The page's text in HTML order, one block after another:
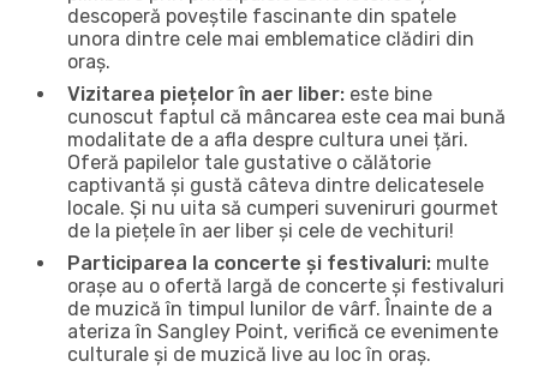
descoperă poveștile fascinante din spatele
unora dintre cele mai emblematice clădiri din
oraș.
Vizitarea piețelor în aer liber: este bine
cunoscut faptul că mâncarea este cea mai bună
modalitate de a afla despre cultura unei țări.
Oferă papilelor tale gustative o călătorie
captivantă și gustă câteva dintre delicatesele
locale. Și nu uita să cumperi suveniruri gourmet
de la piețele în aer liber și cele de vechituri!
Participarea la concerte și festivaluri: multe
orașe au o ofertă largă de concerte și festivaluri
de muzică în timpul lunilor de vârf. Înainte de a
ateriza în Sangley Point, verifică ce evenimente
culturale și de muzică live au loc în oraș.